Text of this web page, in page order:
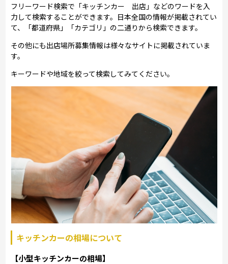
フリーワード検索で「キッチンカー 出店」などのワードを入
力して検索することができます。日本全国の情報が掲載されてい
て、「都道府県」「カテゴリ」の二通りから検索できます。
その他にも出店場所募集情報は様々なサイトに掲載されていま
す。
キーワードや地域を絞って検索してみてください。
キッチンカーの相場について
【小型キッチンカーの相場】